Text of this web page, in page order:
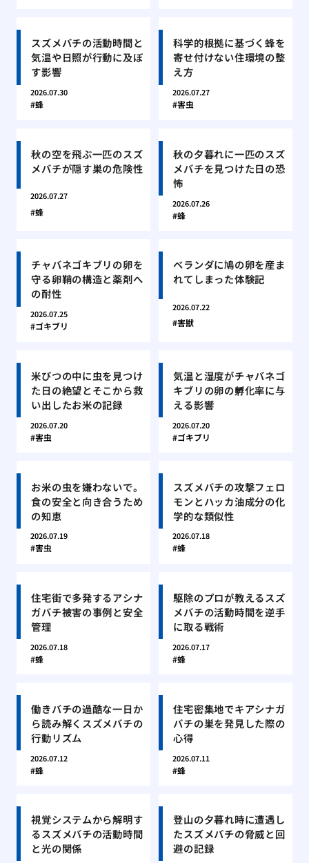
スズメバチの活動時間と
気温や日照が行動に及ぼ
す影響
2026.07.30
蜂
科学的根拠に基づく蜂を
寄せ付けない住環境の整
え方
2026.07.27
害虫
秋の空を飛ぶ一匹のスズ
メバチが隠す巣の危険性
2026.07.27
蜂
秋の夕暮れに一匹のスズ
メバチを見つけた日の恐
怖
2026.07.26
蜂
チャバネゴキブリの卵を
守る卵鞘の構造と薬剤へ
の耐性
2026.07.25
ゴキブリ
ベランダに鳩の卵を産ま
れてしまった体験記
2026.07.22
害獣
米びつの中に虫を見つけ
た日の絶望とそこから救
い出したお米の記録
2026.07.20
害虫
気温と湿度がチャバネゴ
キブリの卵の孵化率に与
える影響
2026.07.20
ゴキブリ
お米の虫を嫌わないで。
食の安全と向き合うため
の知恵
2026.07.19
害虫
スズメバチの攻撃フェロ
モンとハッカ油成分の化
学的な類似性
2026.07.18
蜂
住宅街で多発するアシナ
ガバチ被害の事例と安全
管理
2026.07.18
蜂
駆除のプロが教えるスズ
メバチの活動時間を逆手
に取る戦術
2026.07.17
蜂
働きバチの過酷な一日か
ら読み解くスズメバチの
行動リズム
2026.07.12
蜂
住宅密集地でキアシナガ
バチの巣を発見した際の
心得
2026.07.11
蜂
視覚システムから解明す
るスズメバチの活動時間
と光の関係
登山の夕暮れ時に遭遇し
たスズメバチの脅威と回
避の記録